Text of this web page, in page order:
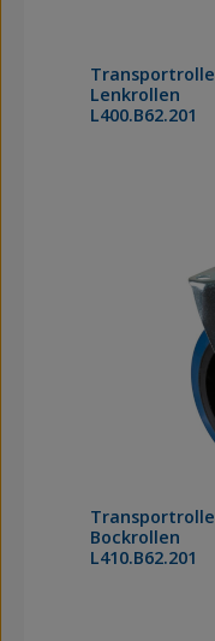
Transportrolle
Lenkrollen
L400.B62.201
Transportrolle
Bockrollen
L410.B62.201